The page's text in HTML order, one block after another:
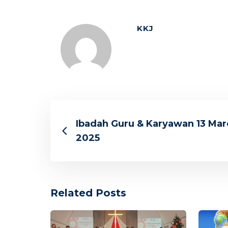
KKJ
Ibadah Guru & Karyawan 13
2025
Related Posts